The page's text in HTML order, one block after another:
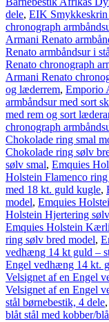
dele, EIK
chronograph
Armani Renato
Renato armbåndsur i
Renato chronograph
Armani Renato
og læderrem, Emporio
armbåndsur med sort
med rem og sort
chronograph
Chokolade ring smal
Chokolade ring sølv
sølv smal, Emquies
Holstein Flamenco
med 18 kt. guld kugle,
model, Emquies
Holstein Hjertering sølv
Emquies Holstein
ring sølv bred model,
vedhæng 14 kt guld –
Engel vedhæng 14 kt.
Velsignet af en Engel
Velsignet af en Engel
stål børnebestik, 4 dele,
blåt stål med kobber/